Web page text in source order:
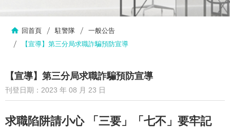
回首頁 駐警隊
一般公告
【宣導】​第三分局求職詐騙預防宣導
【宣導】​第三分局求職詐騙預防宣導
刊登日期：2023 年 08 月 23 日
求職陷阱請小心 「三要」「七不」要牢記